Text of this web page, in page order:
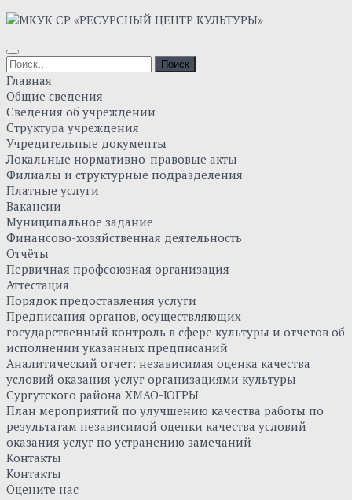
Skip
content
Найти:
Главная
Общие сведения
Сведения об учреждении
Структура учреждения
Учредительные документы
Локальные нормативно-правовые акты
Филиалы и структурные подразделения
Платные услуги
Вакансии
Муниципальное задание
Финансово-хозяйственная деятельность
Отчёты
Первичная профсоюзная организация
Аттестация
Порядок предоставления услуги
Предписания органов, осуществляющих
государственный контроль в сфере культуры и отчетов об
исполнении указанных предписаний
Аналитический отчет: независимая оценка качества
условий оказания услуг организациями культуры
Сургутского района ХМАО-ЮГРЫ
План мероприятий по улучшению качества работы по
результатам независимой оценки качества условий
оказания услуг по устранению замечаний
Контакты
Контакты
Оцените нас